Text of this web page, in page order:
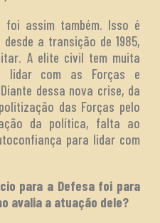
foi assim também. Isso é
a transição de 1985,
A elite civil tem muita
lidar com as Forças e
dessa nova crise, da
das Forças pelo
da política, falta ao
para lidar com
para a Defesa foi para
avalia a atuação dele?